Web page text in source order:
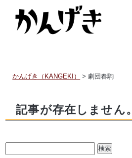
かんげき（KANGEKI） >劇団春駒
記事が存在しません。